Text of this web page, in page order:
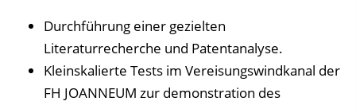
Durchführung einer gezielten
Literaturrecherche und Patentanalyse.
Kleinskalierte Tests im Vereisungswindkanal der
FH JOANNEUM zur demonstration des